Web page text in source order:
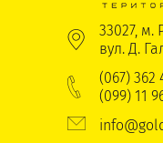
33027, м.
вул. Д.
(067) 362
(099) 11